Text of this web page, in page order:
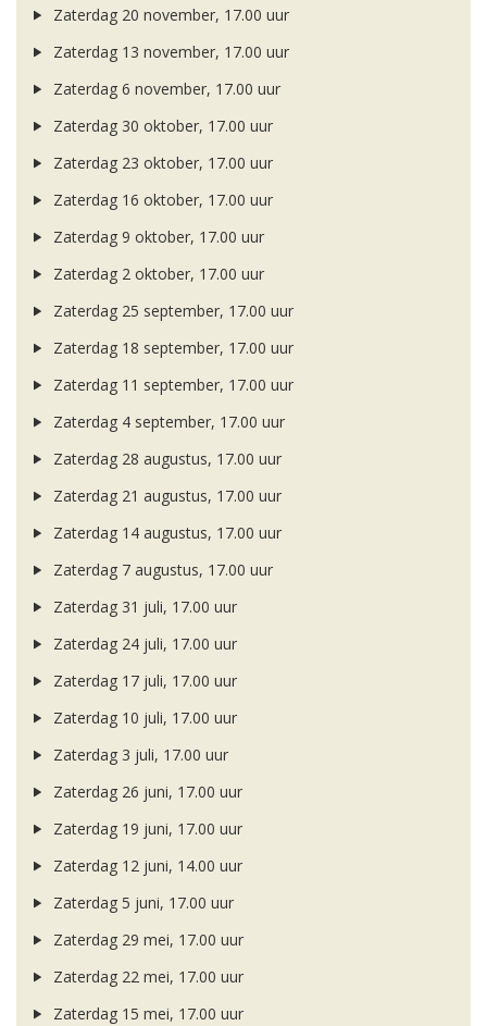
Zaterdag 20 november, 17.00 uur
Zaterdag 13 november, 17.00 uur
Zaterdag 6 november, 17.00 uur
Zaterdag 30 oktober, 17.00 uur
Zaterdag 23 oktober, 17.00 uur
Zaterdag 16 oktober, 17.00 uur
Zaterdag 9 oktober, 17.00 uur
Zaterdag 2 oktober, 17.00 uur
Zaterdag 25 september, 17.00 uur
Zaterdag 18 september, 17.00 uur
Zaterdag 11 september, 17.00 uur
Zaterdag 4 september, 17.00 uur
Zaterdag 28 augustus, 17.00 uur
Zaterdag 21 augustus, 17.00 uur
Zaterdag 14 augustus, 17.00 uur
Zaterdag 7 augustus, 17.00 uur
Zaterdag 31 juli, 17.00 uur
Zaterdag 24 juli, 17.00 uur
Zaterdag 17 juli, 17.00 uur
Zaterdag 10 juli, 17.00 uur
Zaterdag 3 juli, 17.00 uur
Zaterdag 26 juni, 17.00 uur
Zaterdag 19 juni, 17.00 uur
Zaterdag 12 juni, 14.00 uur
Zaterdag 5 juni, 17.00 uur
Zaterdag 29 mei, 17.00 uur
Zaterdag 22 mei, 17.00 uur
Zaterdag 15 mei, 17.00 uur